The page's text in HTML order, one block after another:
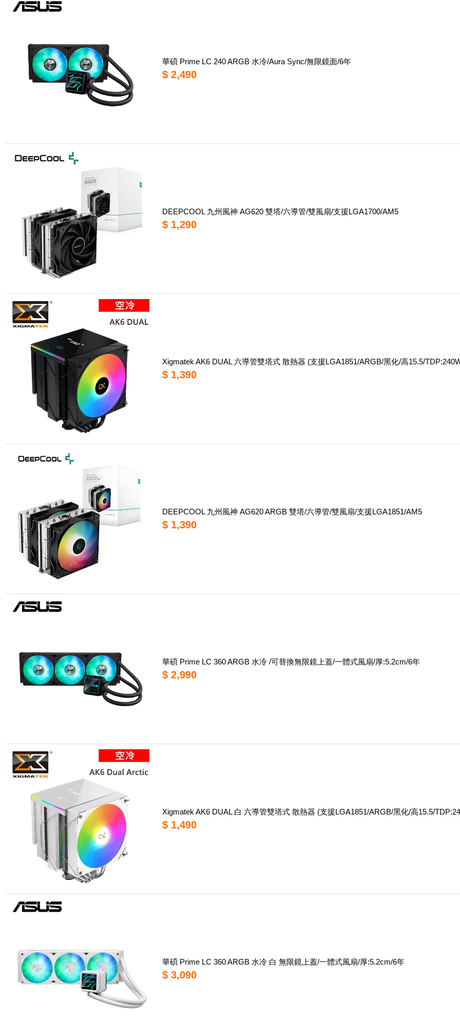
華碩 Prime LC 240 ARGB 水冷/Aura Sync/無限鏡面/6年
$ 2,490
DEEPCOOL 九州風神 AG620 雙塔/六導管/雙風扇/支援LGA1700/AM5
$ 1,290
Xigmatek AK6 DUAL 六導管雙塔式 散熱器 (支援LGA1851/ARGB/黑化/高15.5/
$ 1,390
DEEPCOOL 九州風神 AG620 ARGB 雙塔/六導管/雙風扇/支援LGA1851/AM5
$ 1,390
華碩 Prime LC 360 ARGB 水冷 /可替換無限鏡上蓋/一體式風扇/厚:5.2cm/6年
$ 2,990
Xigmatek AK6 DUAL 白 六導管雙塔式 散熱器 (支援LGA1851/ARGB/黑化/高15.5/
$ 1,490
華碩 Prime LC 360 ARGB 水冷 白 無限鏡上蓋/一體式風扇/厚:5.2cm/6年
$ 3,090